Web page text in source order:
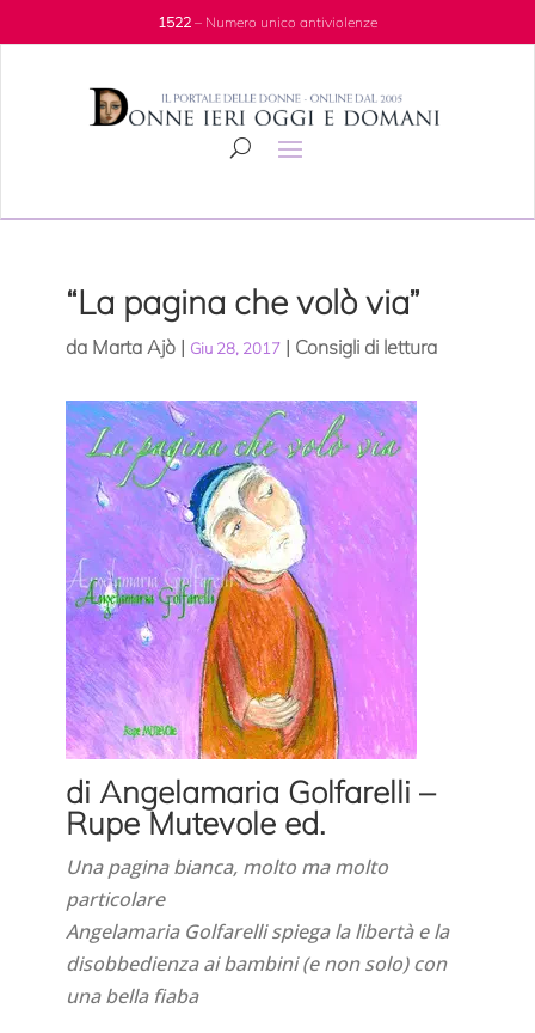
1522– Numero unico antiviolenze
“La pagina che volò via”
da Marta Ajò| Giu 28, 2017| Consigli di lettura
di Angelamaria Golfarelli –
Rupe Mutevole ed.
Una pagina bianca, molto ma molto
particolare
Angelamaria Golfarelli spiega la libertà e la
disobbedienza ai bambini (e non solo) con
una bella fiaba